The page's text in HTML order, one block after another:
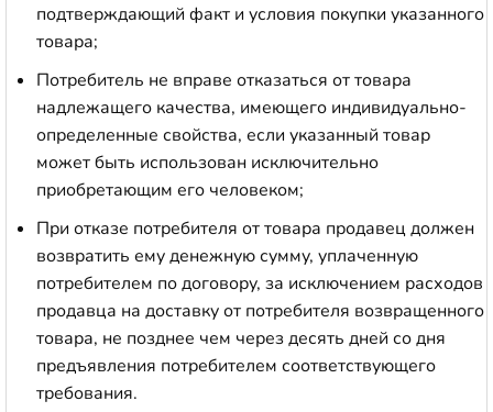
подтверждающий факт и условия покупки указанного
товара;
Потребитель не вправе отказаться от товара
надлежащего качества, имеющего индивидуально-
определенные свойства, если указанный товар
может быть использован исключительно
приобретающим его человеком;
При отказе потребителя от товара продавец должен
возвратить ему денежную сумму, уплаченную
потребителем по договору, за исключением расходов
продавца на доставку от потребителя возвращенного
товара, не позднее чем через десять дней со дня
предъявления потребителем соответствующего
требования.